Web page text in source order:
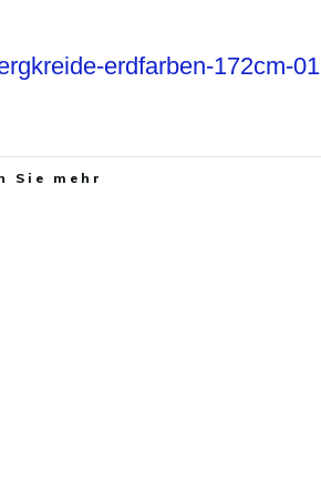
erdfarben-172cm-01
Sie mehr